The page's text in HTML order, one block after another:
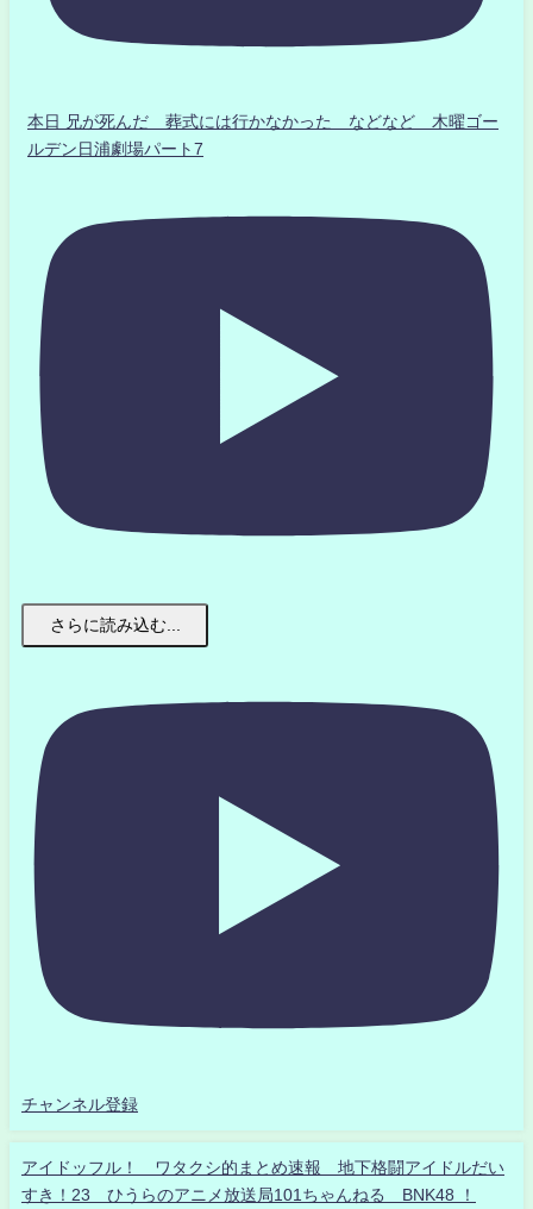
本日 兄が死んだ 葬式には行かなかった などなど 木曜ゴー
ルデン日浦劇場パート7
さらに読み込む...
チャンネル登録
アイドッフル！ ワタクシ的まとめ速報 地下格闘アイドルだい
すき！23 ひうらのアニメ放送局101ちゃんねる BNK48 ！